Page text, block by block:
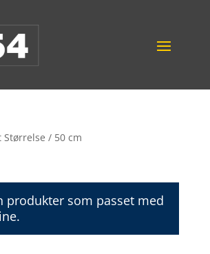
Størrelse / 50 cm
produkter som passet med